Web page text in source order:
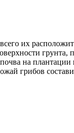
их
грунта,
на плантации
грибов